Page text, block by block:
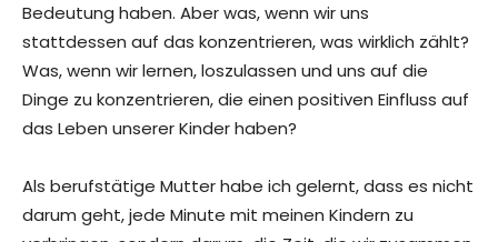
Bedeutung haben. Aber was, wenn wir uns
stattdessen auf das konzentrieren, was wirklich zählt?
Was, wenn wir lernen, loszulassen und uns auf die
Dinge zu konzentrieren, die einen positiven Einfluss auf
das Leben unserer Kinder haben?
Als berufstätige Mutter habe ich gelernt, dass es nicht
darum geht, jede Minute mit meinen Kindern zu